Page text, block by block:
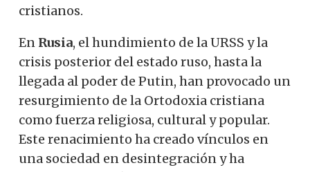
cristianos.
En Rusia, el hundimiento de la URSS y la
crisis posterior del estado ruso, hasta la
llegada al poder de Putin, han provocado un
resurgimiento de la Ortodoxia cristiana
como fuerza religiosa, cultural y popular.
Este renacimiento ha creado vínculos en
una sociedad en desintegración y ha